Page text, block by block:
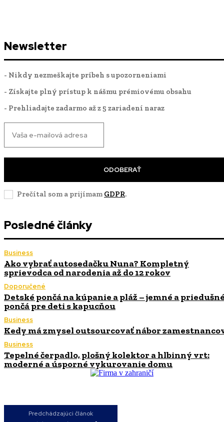
Newsletter
- Nikdy nezmeškajte príbeh s upozorneniami
- Získajte plný prístup k nášmu prémiovému obsahu
- Prehliadajte zadarmo až z 5 zariadení naraz
ODOBERAŤ
Prečítal som a prijímam GDPR.
Posledné články
Business
Ako vybrať autosedačku Nuna? Kompletný
sprievodca od narodenia až do 12 rokov
Doporučené
Detské pončá na kúpanie a pláž – jemné a
pončá pre deti s kapucňou
Business
Kedy má zmysel outsourcovať nábor
Business
Tepelné čerpadlo, plošný kolektor a hlbinný vrt:
moderné a úsporné vykurovanie domu
Predchádzajúci článok